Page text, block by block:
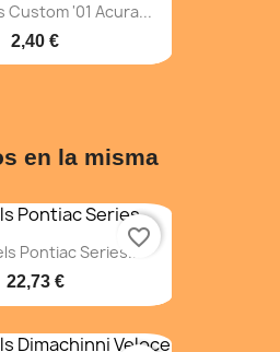
Custom '01 Acura...
2,40 €
en la misma
Pontiac Series...
22,73 €
favorite_border